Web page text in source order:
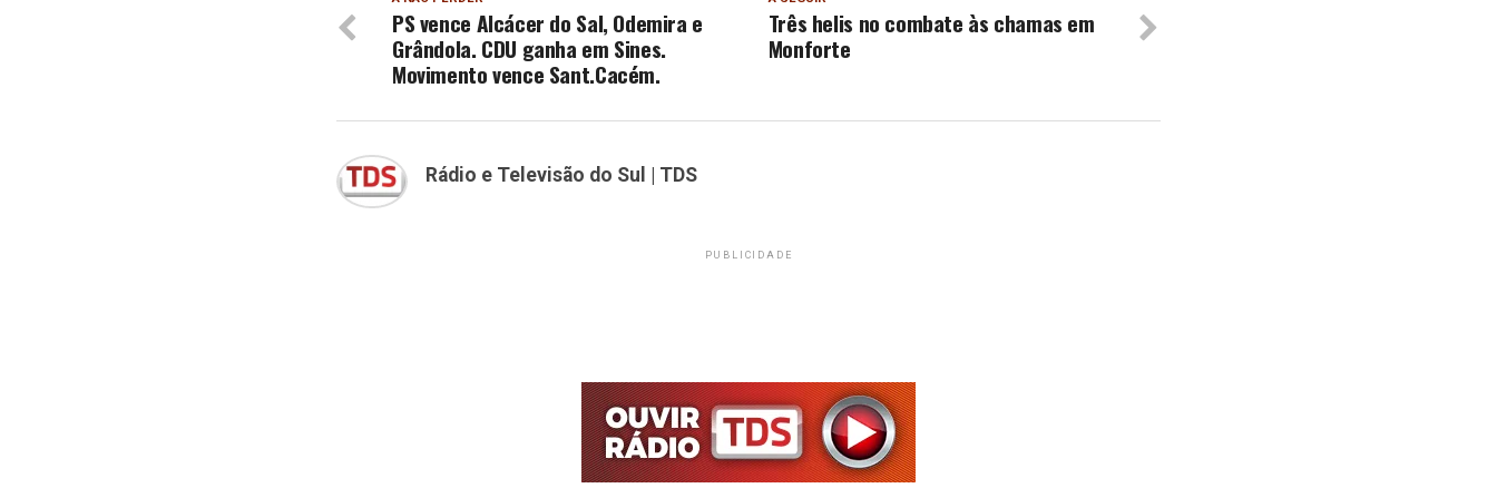
Três helis no combate às chamas em
Monforte
PS vence Alcácer do Sal, Odemira e
Grândola. CDU ganha em Sines.
Movimento vence Sant.Cacém.
Rádio e Televisão do Sul | TDS
PUBLICIDADE